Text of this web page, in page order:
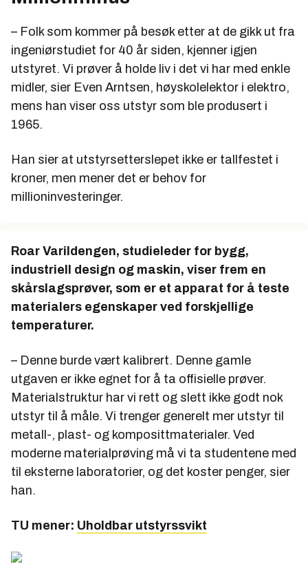
– Folk som kommer på besøk etter at de gikk ut fra
ingeniørstudiet for 40 år siden, kjenner igjen
utstyret. Vi prøver å holde liv i det vi har med enkle
midler, sier Even Arntsen, høyskolelektor i elektro,
mens han viser oss utstyr som ble produsert i
1965.
Han sier at utstyrsetterslepet ikke er tallfestet i
kroner, men mener det er behov for
millioninvesteringer.
Roar Varildengen, studieleder for bygg,
industriell design og maskin, viser frem en
skårslagsprøver, som er et apparat for å teste
materialers egenskaper ved forskjellige
temperaturer.
– Denne burde vært kalibrert. Denne gamle
utgaven er ikke egnet for å ta offisielle prøver.
Materialstruktur har vi rett og slett ikke godt nok
utstyr til å måle. Vi trenger generelt mer utstyr til
metall-, plast- og komposittmaterialer. Ved
moderne materialprøving må vi ta studentene med
til eksterne laboratorier, og det koster penger, sier
han.
TU mener: Uholdbar utstyrssvikt